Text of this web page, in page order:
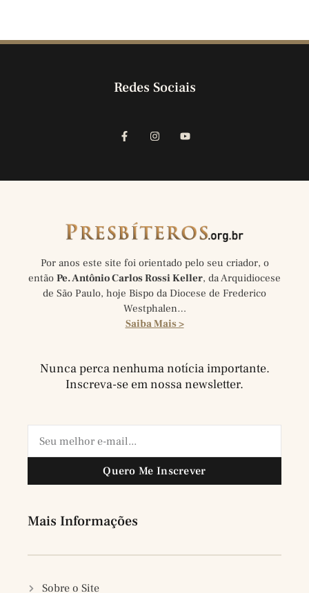
Redes Sociais
Por anos este site foi orientado pelo seu criador, o
então Pe. Antônio Carlos Rossi Keller, da Arquidiocese
de São Paulo, hoje Bispo da Diocese de Frederico
Westphalen…
Saiba Mais >
Nunca perca nenhuma notícia importante.
Inscreva-se em nossa newsletter.
Quero Me Inscrever
Mais Informações
Sobre o Site